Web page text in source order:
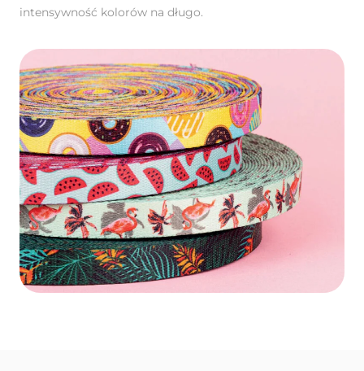
intensywność kolorów na długo.